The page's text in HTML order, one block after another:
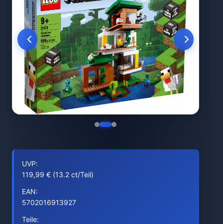
UVP:
119,99 € (13.2 ct/Teil)
EAN:
5702016913927
Teile: